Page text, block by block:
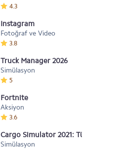
4.3
Instagram
Fotoğraf ve Video
3.8
Truck Manager 2026
Simülasyon
5
Fortnite
Aksiyon
3.6
Cargo Simulator 2021: Türkiye
Simülasyon